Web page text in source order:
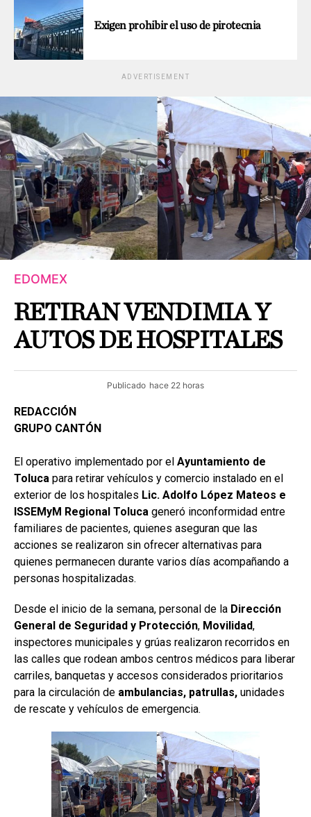
Exigen prohibir el uso de pirotecnia
ADVERTISEMENT
EDOMEX
RETIRAN VENDIMIA Y
AUTOS DE HOSPITALES
Publicado hace 22 horas
REDACCIÓN
GRUPO CANTÓN
El operativo implementado por el Ayuntamiento de
Toluca para retirar vehículos y comercio instalado en el
exterior de los hospitales Lic. Adolfo López Mateos e
ISSEMyM Regional Toluca generó inconformidad entre
familiares de pacientes, quienes aseguran que las
acciones se realizaron sin ofrecer alternativas para
quienes permanecen durante varios días acompañando a
personas hospitalizadas.
Desde el inicio de la semana, personal de la Dirección
General de Seguridad y Protección, Movilidad,
inspectores municipales y grúas realizaron recorridos en
las calles que rodean ambos centros médicos para liberar
carriles, banquetas y accesos considerados prioritarios
para la circulación de ambulancias, patrullas, unidades
de rescate y vehículos de emergencia.